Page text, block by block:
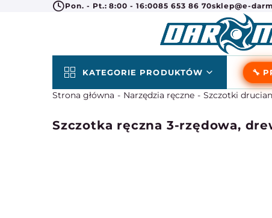
Pon. - Pt.: 8:00 - 16:0085 653 86 70sklep@e-
KATEGORIE PRODUKTÓW 🔧
Strona główna Narzędzia ręczne Szczotki
Szczotka ręczna 3-rzędowa,